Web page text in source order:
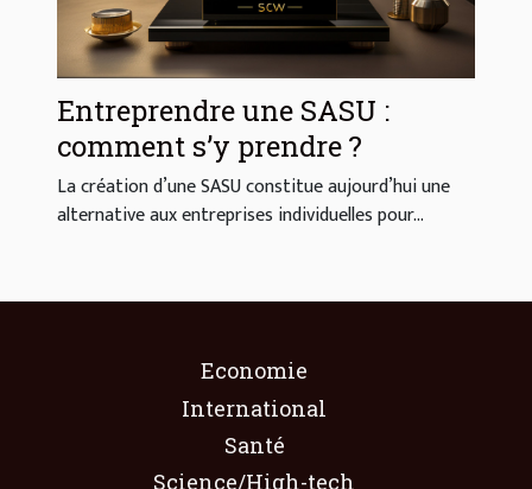
Entreprendre une SASU :
comment s’y prendre ?
La création d’une SASU constitue aujourd’hui une
alternative aux entreprises individuelles pour...
Economie
International
Santé
Science/High-tech